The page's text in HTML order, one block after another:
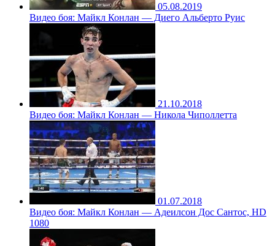
05.08.2019
Видео боя: Майкл Конлан — Диего Альберто Руис
21.10.2018
Видео боя: Майкл Конлан — Никола Чиполлетта
01.07.2018
Видео боя: Майкл Конлан — Адеилсон Дос Сантос, HD
1080